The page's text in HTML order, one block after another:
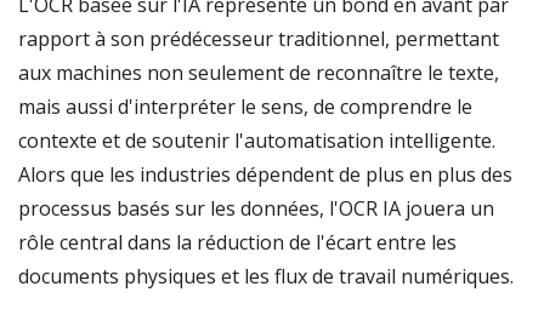
rapport à son prédécesseur traditionnel, permettant
aux machines non seulement de reconnaître le texte,
mais aussi d'interpréter le sens, de comprendre le
contexte et de soutenir l'automatisation intelligente.
Alors que les industries dépendent de plus en plus des
processus basés sur les données, l'OCR IA jouera un
rôle central dans la réduction de l'écart entre les
documents physiques et les flux de travail numériques.